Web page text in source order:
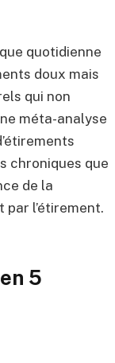
quotidienne
doux mais
qui non
méta-analyse
chroniques que
de la
l’étirement.
5